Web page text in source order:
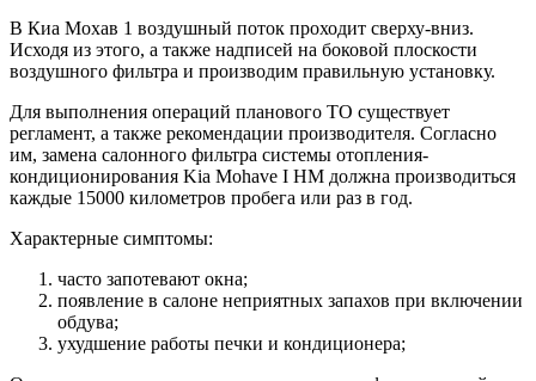
В Киа Мохав 1 воздушный поток проходит сверху-вниз.
Исходя из этого, а также надписей на боковой плоскости
воздушного фильтра и производим правильную установку.
Для выполнения операций планового ТО существует
регламент, а также рекомендации производителя. Согласно
им, замена салонного фильтра системы отопления-
кондиционирования Kia Mohave I HM должна производиться
каждые 15000 километров пробега или раз в год.
Характерные симптомы:
часто запотевают окна;
появление в салоне неприятных запахов при включении
обдува;
ухудшение работы печки и кондиционера;